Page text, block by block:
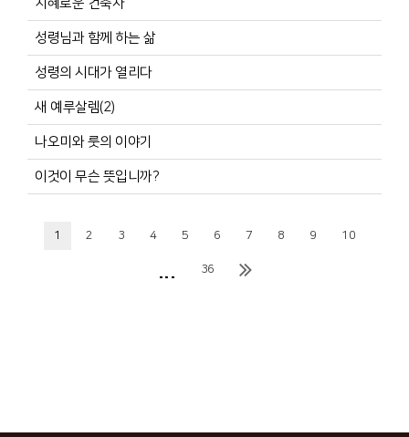
성령님과 함께 하는 삶
성령의 시대가 열리다
새 예루살렘(2)
나오미와 룻의 이야기
이것이 무슨 뜻입니까?
1 2 3 4 5 6 7 8 9 10
... 36